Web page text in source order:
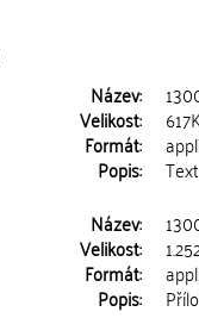
Název:
Velikost:
Formát:
Popis:
Název:
Velikost:
Formát:
Popis: